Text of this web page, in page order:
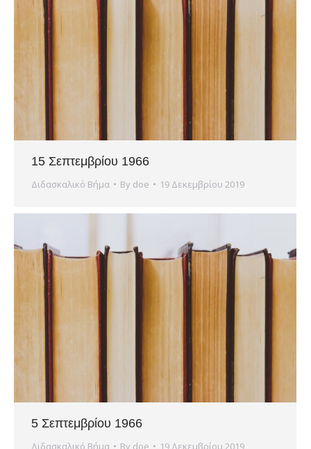
15 Σεπτεμβρίου 1966
Διδασκαλικό Βήμα By doe 19 Δεκεμβρίου 2019
5 Σεπτεμβρίου 1966
Διδασκαλικό Βήμα By doe 19 Δεκεμβρίου 2019